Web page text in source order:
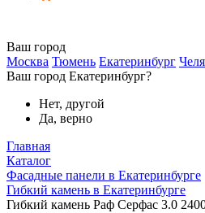
Ваш город
Москва Тюмень Екатеринбург
Ваш город Екатеринбург?
Нет, другой
Да, верно
Главная
Каталог
Фасадные панели в Екатеринбурге
Гибкий камень в Екатеринбурге
Гибкий камень Раф Серфас 3.0